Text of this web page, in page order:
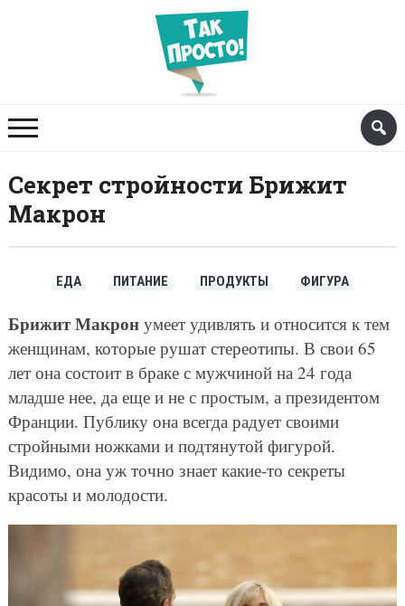
Секрет стройности Брижит
Макрон
ЕДА ПИТАНИЕ ПРОДУКТЫ ФИГУРА
Брижит Макронумеет удивлять и относится к тем
женщинам, которые рушат стереотипы. В свои 65
лет она состоит в браке с мужчиной на 24 года
младше нее, да еще и не с простым, а президентом
Франции. Публику она всегда радует своими
стройными ножками и подтянутой фигурой.
Видимо, она уж точно знает какие-то секреты
красоты и молодости.